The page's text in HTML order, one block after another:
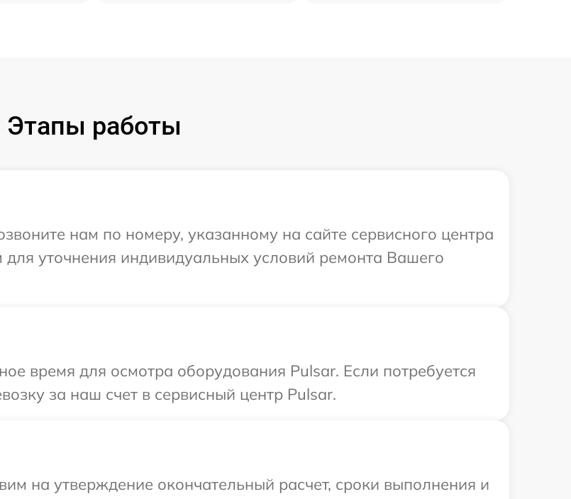
Этапы работы
нам по номеру, указанному на сайте сервисного центра
уточнения индивидуальных условий ремонта Вашего
время для осмотра оборудования Pulsar. Если потребуется
за наш счет в сервисный центр Pulsar.
на утверждение окончательный расчет, сроки выполнения и